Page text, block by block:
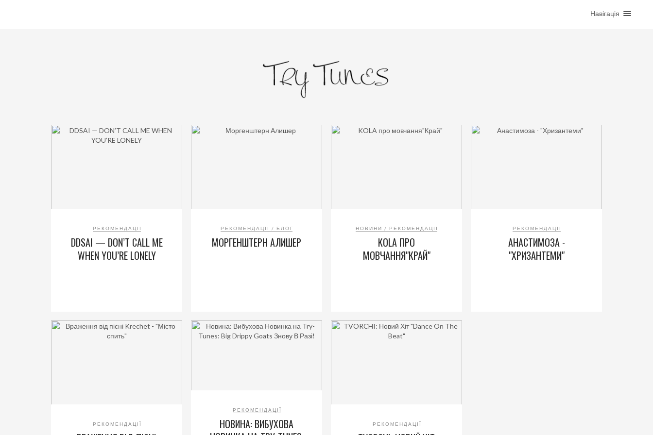
Навігація
ГОЛОВНА
РЕКОМЕНДАЦІЇ
DDSAI — DON’T CALL ME
WHEN YOU’RE LONELY
РЕКОМЕНДАЦІЇ / БЛОГ
МОРГЕНШТЕРН АЛИШЕР
НОВИНИ / РЕКОМЕНДАЦІЇ
KOLA ПРО
МОВЧАННЯ"КРАЙ"
РЕКОМЕНДАЦІЇ
АНАСТИМОЗА -
"ХРИЗАНТЕМИ"
РЕКОМЕНДАЦІЇ
РЕКОМЕНДАЦІЇ
НОВИНА: ВИБУХОВА
РЕКОМЕНДАЦІЇ